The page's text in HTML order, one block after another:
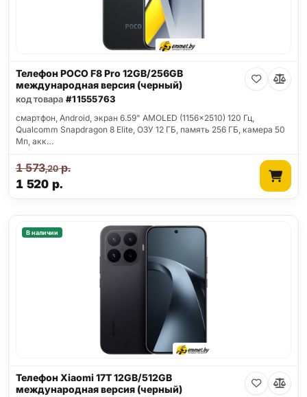
Телефон POCO F8 Pro 12GB/256GB
международная версия (черный)
код товара #11555763
смартфон, Android, экран 6.59" AMOLED (1156x2510) 120 Гц,
Qualcomm Snapdragon 8 Elite, ОЗУ 12 ГБ, память 256 ГБ, камера 50
Мп, акк…
1 520 р.
1 573,20р.
В наличии
Телефон Xiaomi 17T 12GB/512GB
международная версия (черный)